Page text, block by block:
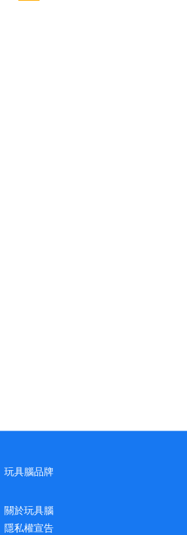
玩具腦品牌
關於玩具腦
隱私權宣告